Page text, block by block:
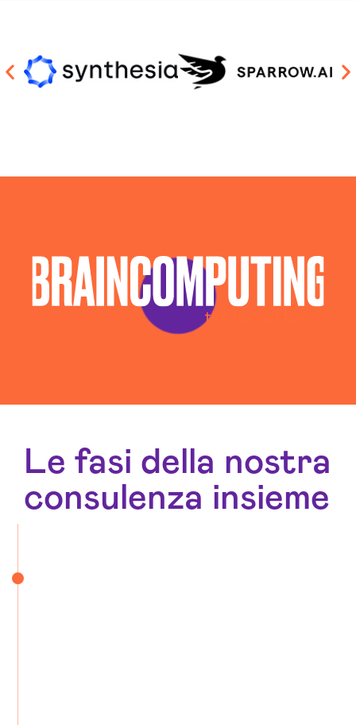
Le fasi della nostra
consulenza insieme